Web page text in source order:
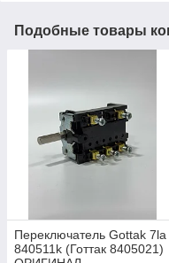
Подобные товары
Переключатель Gottak 7la
840511k (Готтак 8405021)